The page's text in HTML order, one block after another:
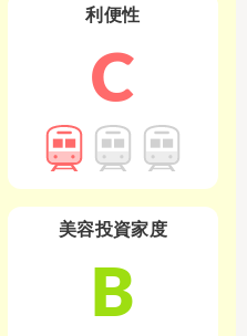
利便性
C
美容投資家度
B